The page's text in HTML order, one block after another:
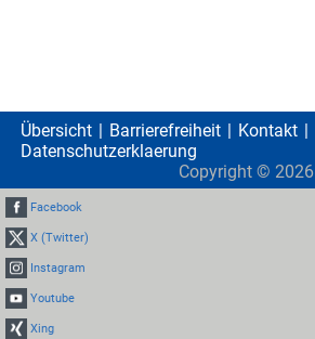
Übersicht Barrierefreiheit Kontakt
Datenschutzerklaerung
Copyright © 2026
Facebook
X (Twitter)
Instagram
Youtube
Xing